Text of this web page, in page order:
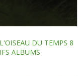
DU TEMPS 8
ALBUMS